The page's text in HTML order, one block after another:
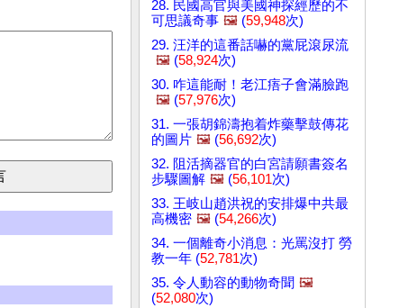
28. 民國高官與美國神探經歷的不
可思議奇事 🖼️ (59,948次)
29. 汪洋的這番話嚇的黨屁滾尿流
🖼️ (58,924次)
30. 咋這能耐！老江痦子會滿臉跑
🖼️ (57,976次)
31. 一張胡錦濤抱着炸藥擊鼓傳花
的圖片 🖼️ (56,692次)
32. 阻活摘器官的白宮請願書簽名
步驟圖解 🖼️ (56,101次)
33. 王岐山趙洪祝的安排爆中共最
高機密 🖼️ (54,266次)
34. 一個離奇小消息：光罵沒打 勞
教一年 (52,781次)
35. 令人動容的動物奇聞 🖼️
(52,080次)